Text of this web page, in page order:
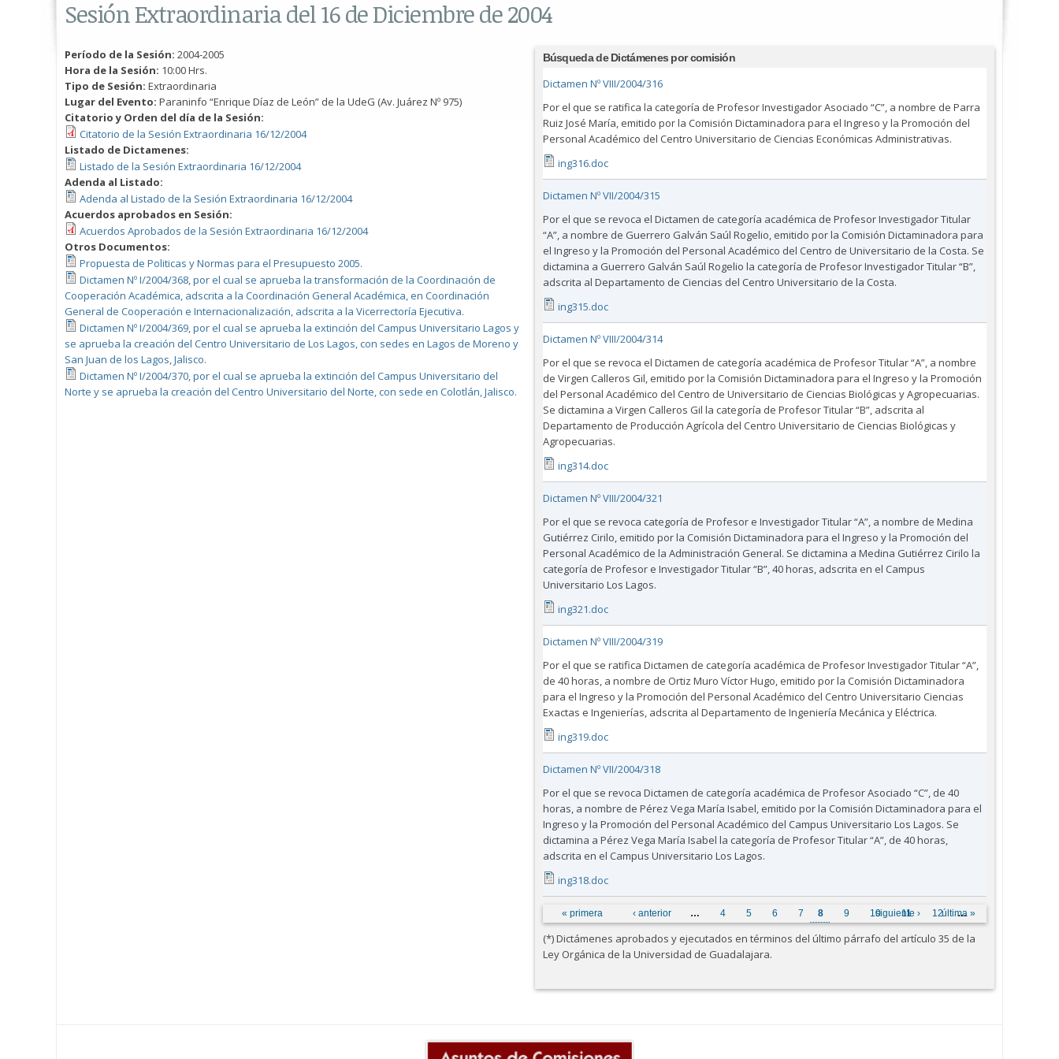
Sesión Extraordinaria del 16 de Diciembre de 2004
Período de la Sesión: 2004-2005
Hora de la Sesión: 10:00 Hrs.
Tipo de Sesión: Extraordinaria
Lugar del Evento: Paraninfo “Enrique Díaz de León” de la UdeG (Av. Juárez Nº 975)
Citatorio y Orden del día de la Sesión:
Citatorio de la Sesión Extraordinaria 16/12/2004
Listado de Dictamenes:
Listado de la Sesión Extraordinaria 16/12/2004
Adenda al Listado:
Adenda al Listado de la Sesión Extraordinaria 16/12/2004
Acuerdos aprobados en Sesión:
Acuerdos Aprobados de la Sesión Extraordinaria 16/12/2004
Otros Documentos:
Propuesta de Politicas y Normas para el Presupuesto 2005.
Dictamen Nº I/2004/368, por el cual se aprueba la transformación de la Coordinación de
Cooperación Académica, adscrita a la Coordinación General Académica, en Coordinación
General de Cooperación e Internacionalización, adscrita a la Vicerrectoría Ejecutiva.
Dictamen Nº I/2004/369, por el cual se aprueba la extinción del Campus Universitario Lagos y
se aprueba la creación del Centro Universitario de Los Lagos, con sedes en Lagos de Moreno y
San Juan de los Lagos, Jalisco.
Dictamen Nº I/2004/370, por el cual se aprueba la extinción del Campus Universitario del
Norte y se aprueba la creación del Centro Universitario del Norte, con sede en Colotlán, Jalisco.
Búsqueda de Dictámenes por comisión
Dictamen Nº VIII/2004/316
Por el que se ratifica la categoría de Profesor Investigador Asociado “C”, a nombre de Parra
Ruiz José María, emitido por la Comisión Dictaminadora para el Ingreso y la Promoción del
Personal Académico del Centro Universitario de Ciencias Económicas Administrativas.
ing316.doc
Dictamen Nº VII/2004/315
Por el que se revoca el Dictamen de categoría académica de Profesor Investigador Titular
“A”, a nombre de Guerrero Galván Saúl Rogelio, emitido por la Comisión Dictaminadora para
el Ingreso y la Promoción del Personal Académico del Centro de Universitario de la Costa. Se
dictamina a Guerrero Galván Saúl Rogelio la categoría de Profesor Investigador Titular “B”,
adscrita al Departamento de Ciencias del Centro Universitario de la Costa.
ing315.doc
Dictamen Nº VIII/2004/314
Por el que se revoca el Dictamen de categoría académica de Profesor Titular “A”, a nombre
de Virgen Calleros Gil, emitido por la Comisión Dictaminadora para el Ingreso y la Promoción
del Personal Académico del Centro de Universitario de Ciencias Biológicas y Agropecuarias.
Se dictamina a Virgen Calleros Gil la categoría de Profesor Titular “B”, adscrita al
Departamento de Producción Agrícola del Centro Universitario de Ciencias Biológicas y
Agropecuarias.
ing314.doc
Dictamen Nº VIII/2004/321
Por el que se revoca categoría de Profesor e Investigador Titular “A”, a nombre de Medina
Gutiérrez Cirilo, emitido por la Comisión Dictaminadora para el Ingreso y la Promoción del
Personal Académico de la Administración General. Se dictamina a Medina Gutiérrez Cirilo la
categoría de Profesor e Investigador Titular “B”, 40 horas, adscrita en el Campus
Universitario Los Lagos.
ing321.doc
Dictamen Nº VIII/2004/319
Por el que se ratifica Dictamen de categoría académica de Profesor Investigador Titular “A”,
de 40 horas, a nombre de Ortiz Muro Víctor Hugo, emitido por la Comisión Dictaminadora
para el Ingreso y la Promoción del Personal Académico del Centro Universitario Ciencias
Exactas e Ingenierías, adscrita al Departamento de Ingeniería Mecánica y Eléctrica.
ing319.doc
Dictamen Nº VII/2004/318
Por el que se revoca Dictamen de categoría académica de Profesor Asociado “C”, de 40
horas, a nombre de Pérez Vega María Isabel, emitido por la Comisión Dictaminadora para el
Ingreso y la Promoción del Personal Académico del Campus Universitario Los Lagos. Se
dictamina a Pérez Vega María Isabel la categoría de Profesor Titular “A”, de 40 horas,
adscrita en el Campus Universitario Los Lagos.
ing318.doc
Páginas« primera ‹ anterior … 4 5 6 7 8 9 10 11 12 …
siguiente › última »
(*) Dictámenes aprobados y ejecutados en términos del último párrafo del artículo 35 de la
Ley Orgánica de la Universidad de Guadalajara.